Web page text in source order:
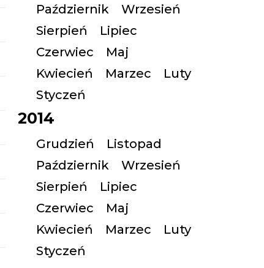
Październik
Wrzesień
Sierpień
Lipiec
Czerwiec
Maj
Kwiecień
Marzec
Luty
Styczeń
2014
Grudzień
Listopad
Październik
Wrzesień
Sierpień
Lipiec
Czerwiec
Maj
Kwiecień
Marzec
Luty
Styczeń